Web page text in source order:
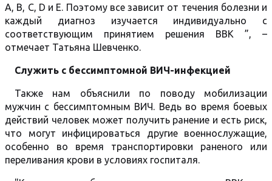
А, В, С, D и Е. Поэтому все зависит от течения болезни и
каждый диагноз изучается индивидуально с
соответствующим принятием решения ВВК ”, –
отмечает Татьяна Шевченко.
Служить с бессимптомной ВИЧ-инфекцией
Также нам объяснили по поводу мобилизации
мужчин с бессимптомным ВИЧ. Ведь во время боевых
действий человек может получить ранение и есть риск,
что могут инфицироваться другие военнослужащие,
особенно во время транспортировки раненого или
переливания крови в условиях госпиталя.